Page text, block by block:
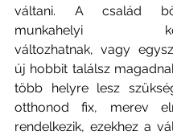
váltani. A család
munkahelyi
változhatnak, vagy
új hobbit találsz
több helyre lesz
otthonod fix, merev
rendelkezik, ezekhez a